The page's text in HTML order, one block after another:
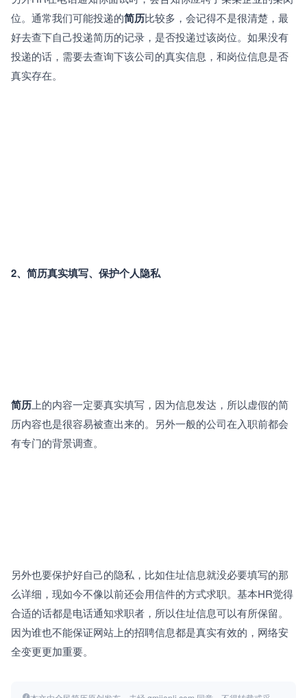
位。通常我们可能投递的简历比较多，会记得不是很清楚，最
好去查下自己投递简历的记录，是否投递过该岗位。如果没有
投递的话，需要去查询下该公司的真实信息，和岗位信息是否
真实存在。
2、简历真实填写、保护个人隐私
简历上的内容一定要真实填写，因为信息发达，所以虚假的简
历内容也是很容易被查出来的。另外一般的公司在入职前都会
有专门的背景调查。
另外也要保护好自己的隐私，比如住址信息就没必要填写的那
么详细，现如今不像以前还会用信件的方式求职。基本HR觉得
合适的话都是电话通知求职者，所以住址信息可以有所保留。
因为谁也不能保证网站上的招聘信息都是真实有效的，网络安
全变更更加重要。